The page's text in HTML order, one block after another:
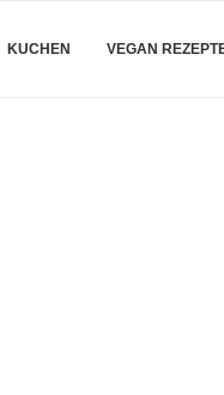
KUCHEN VEGAN